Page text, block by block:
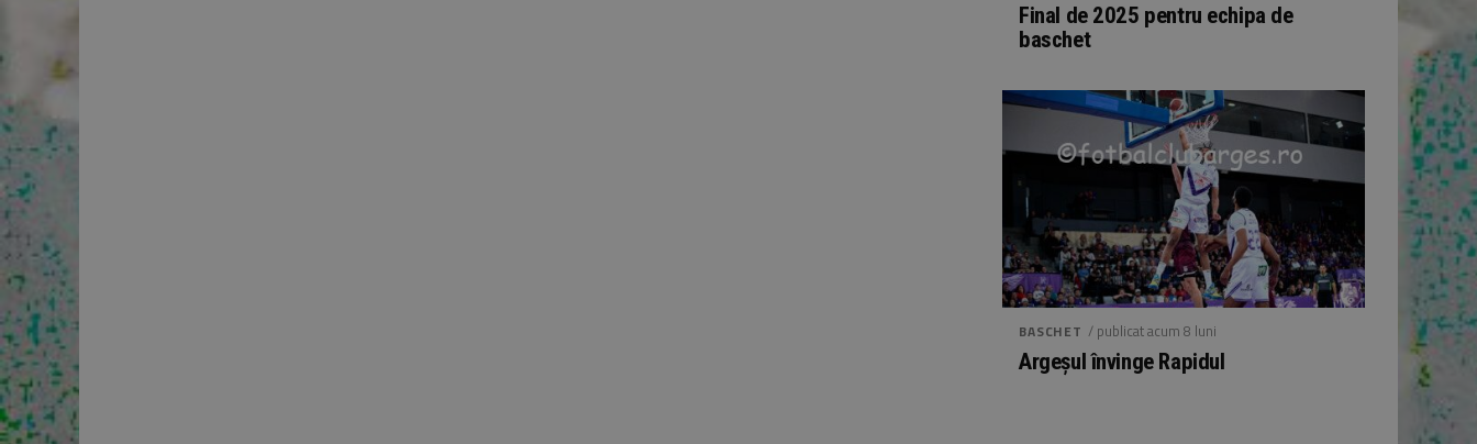
Final de 2025 pentru echipa de
baschet
BASCHET / publicat acum 8 luni
Argeșul învinge Rapidul